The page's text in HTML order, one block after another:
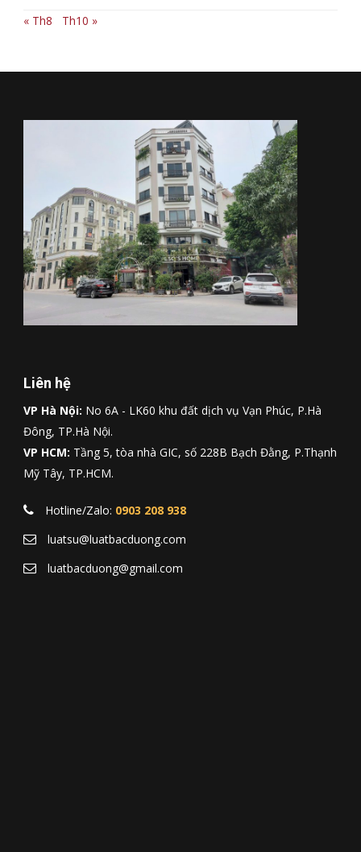
« Th8
Th10 »
Liên hệ
VP Hà Nội: No 6A - LK60 khu đất dịch vụ Vạn Phúc, P.Hà
Đông, TP.Hà Nội.
VP HCM: Tầng 5, tòa nhà GIC, số 228B Bạch Đằng, P.Thạnh
Mỹ Tây, TP.HCM.
Hotline/Zalo: 0903 208 938
luatsu@luatbacduong.com
luatbacduong@gmail.com